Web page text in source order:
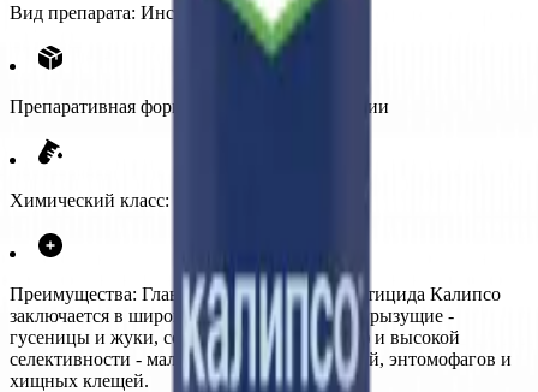
Вид препарата: Инсектициды
Препаративная форма: Концентрат суспензии
Химический класс:
Преимущества: Главная особенность инсектицида Калипсо
заключается в широком спектре действия (грызущие -
гусеницы и жуки, сосущие - тля, медяница) и высокой
селективности - малоопасен для опылителей, энтомофагов и
хищных клещей.